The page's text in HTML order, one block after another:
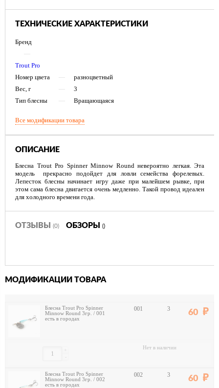
ТЕХНИЧЕСКИЕ ХАРАКТЕРИСТИКИ
Бренд
—
Trout Pro
Номер цвета
—
разноцветный
Вес, г
—
3
Тип блесны
— Вращающаяся
Все модификации товара
ОПИСАНИЕ
Блесна Trout Pro Spinner Minnow Round невероятно легкая. Эта
модель прекрасно подойдет для ловли семейства форелевых.
Лепесток блесны начинает игру даже при малейшем рывке, при
этом сама блесна двигается очень медленно. Такой провод идеален
для холодного времени года.
ОТЗЫВЫ (0) ОБЗОРЫ ()
МОДИФИКАЦИИ ТОВАРА
Блесна Trout Pro Spinner
Minnow Round 3гр. / 001
есть в городах
001 3 60
-
+ Нет в наличии
Блесна Trout Pro Spinner
Minnow Round 3гр. / 002
есть в городах
002 3 60